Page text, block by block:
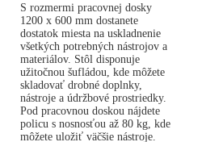
S rozmermi pracovnej dosky
1200 x 600 mm dostanete
dostatok miesta na uskladnenie
všetkých potrebných nástrojov a
materiálov. Stôl disponuje
užitočnou šufládou, kde môžete
skladovať drobné doplnky,
nástroje a údržbové prostriedky.
Pod pracovnou doskou nájdete
policu s nosnosťou až 80 kg, kde
môžete uložiť väčšie nástroje.